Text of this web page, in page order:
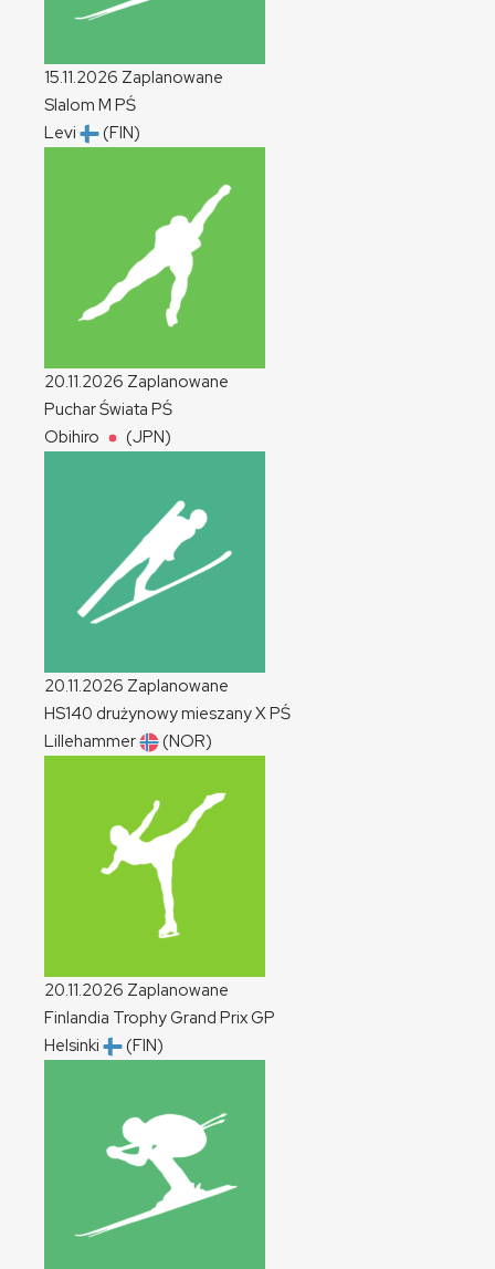
15.11.2026 Zaplanowane
Slalom M PŚ
Levi
(FIN)
20.11.2026 Zaplanowane
Puchar Świata PŚ
Obihiro
(JPN)
20.11.2026 Zaplanowane
HS140 drużynowy mieszanyXPŚ
Lillehammer
(NOR)
20.11.2026 Zaplanowane
Finlandia Trophy Grand PrixGP
Helsinki
(FIN)